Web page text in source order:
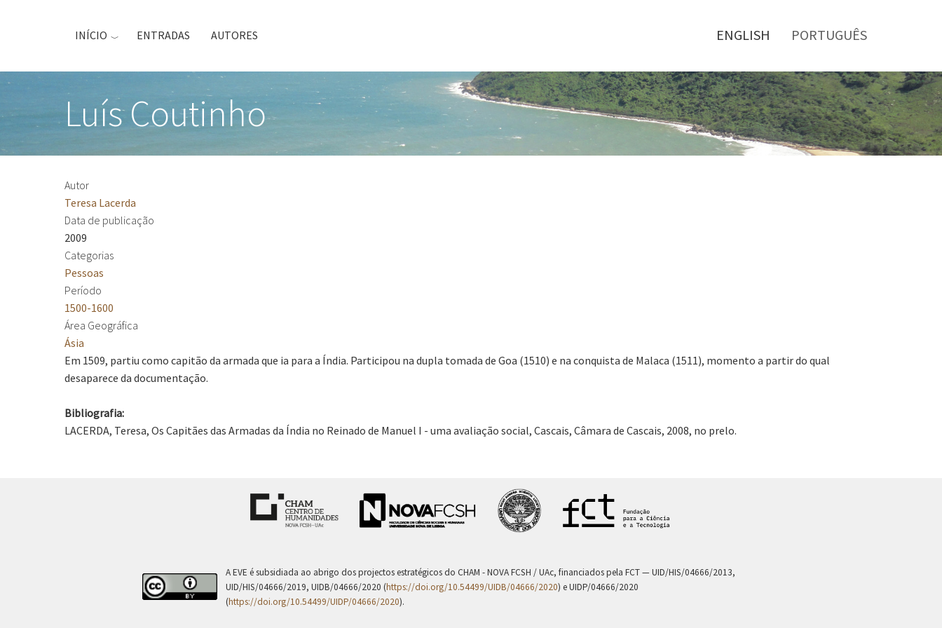
principal
ENGLISH PORTUGUÊS
INÍCIO ENTRADAS AUTORES
Luís Coutinho
Autor
Teresa Lacerda
Data de publicação
2009
Categorias
Pessoas
Período
1500-1600
Área Geográfica
Ásia
Em 1509, partiu como capitão da armada que ia para a Índia. Participou na dupla tomada de Goa (1510) e na conquista de Malaca (1511), momento a partir do qual
desaparece da documentação.
Bibliografia:
LACERDA, Teresa, Os Capitães das Armadas da Índia no Reinado de Manuel I - uma avaliação social, Cascais, Câmara de Cascais, 2008, no prelo.
A EVE é subsidiada ao abrigo dos projectos estratégicos do CHAM - NOVA FCSH / UAc, financiados pela FCT — UID/HIS/04666/2013,
UID/HIS/04666/2019, UIDB/04666/2020 (https://doi.org/10.54499/UIDB/04666/2020) e UIDP/04666/2020
(https://doi.org/10.54499/UIDP/04666/2020).